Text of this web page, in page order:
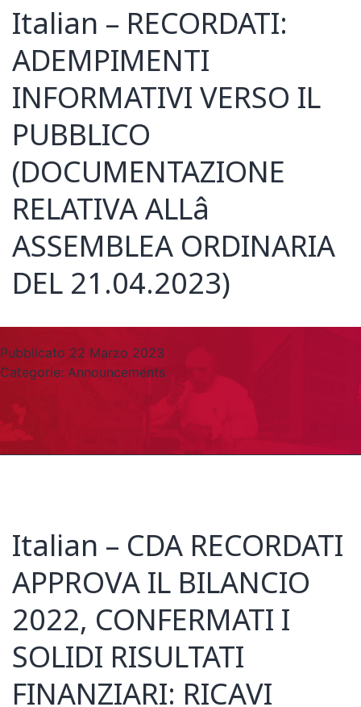
Italian – RECORDATI:
ADEMPIMENTI
INFORMATIVI VERSO IL
PUBBLICO
(DOCUMENTAZIONE
RELATIVA ALLâ
ASSEMBLEA ORDINARIA
DEL 21.04.2023)
Pubblicato 22 Marzo 2023
Categorie: Announcements
Italian – CDA RECORDATI
APPROVA IL BILANCIO
2022, CONFERMATI I
SOLIDI RISULTATI
FINANZIARI: RICAVI